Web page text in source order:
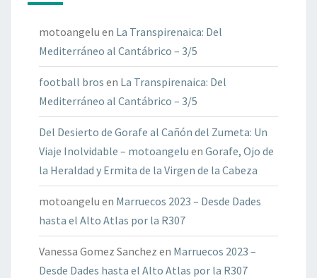
motoangelu en La Transpirenaica: Del
Mediterráneo al Cantábrico – 3/5
football bros en La Transpirenaica: Del
Mediterráneo al Cantábrico – 3/5
Del Desierto de Gorafe al Cañón del Zumeta: Un
Viaje Inolvidable – motoangelu en Gorafe, Ojo de
la Heraldad y Ermita de la Virgen de la Cabeza
motoangelu en Marruecos 2023 – Desde Dades
hasta el Alto Atlas por la R307
Vanessa Gomez Sanchez en Marruecos 2023 –
Desde Dades hasta el Alto Atlas por la R307